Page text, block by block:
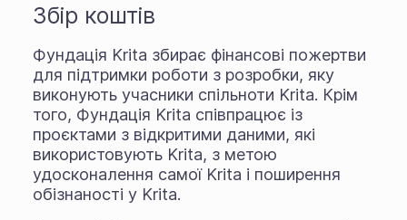
Збір коштів
Фундація Krita збирає фінансові пожертви
для підтримки роботи з розробки, яку
виконують учасники спільноти Krita. Крім
того, Фундація Krita співпрацює із
проєктами з відкритими даними, які
використовують Krita, з метою
удосконалення самої Krita і поширення
обізнаності у Krita.